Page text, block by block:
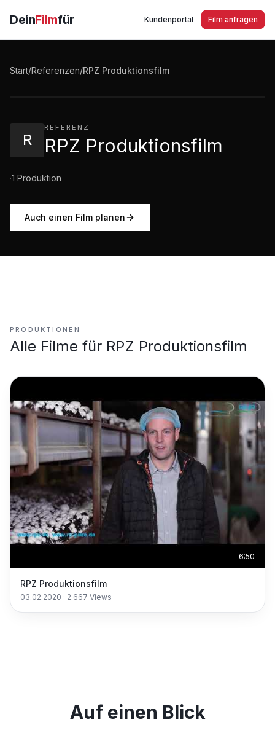
DeinFilmfür Kundenportal Film anfragen
Start/Referenzen/RPZ Produktionsfilm
R
REFERENZ
RPZ Produktionsfilm
·1 Produktion
Auch einen Film planen
RPZ Produktionsfilm
PRODUKTIONEN
Alle Filme für RPZ Produktionsfilm
6:50
RPZ Produktionsfilm
03.02.2020 · 2.667 Views
Auf einen Blick